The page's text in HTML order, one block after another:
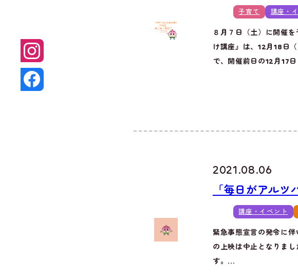
子育て 講座・
８月７日（土）に開催
け講座』は、12月18日
で、開催前日の12月17
2021.08.06
「毎日がアル
講座・イベント
緊急事態宣言の発令に
の上映は中止となりま
す。...